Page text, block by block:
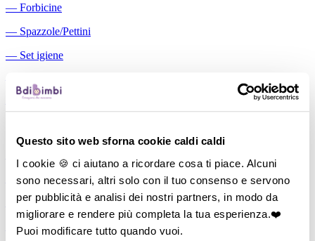
Questo sito web sforna cookie caldi caldi
I cookie 🍪 ci aiutano a ricordare cosa ti piace. Alcuni
sono necessari, altri solo con il tuo consenso e servono
per pubblicità e analisi dei nostri partners, in modo da
migliorare e rendere più completa la tua esperienza.❤️
Puoi modificare tutto quando vuoi.
― Forbicine
― Spazzole/Pettini
― Set igiene
Aspiratori nasali manuali
―
Cuscini allattamento
―Biberon
―
Tettarelle
―Succhietti